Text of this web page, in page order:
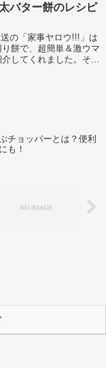
バター餅のレシピ
の「家事ヤロウ!!!」は
餅で、超簡単＆激ウマ
してくれました。そし
チョッパーとは？便利
も！